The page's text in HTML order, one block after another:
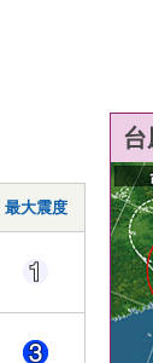
最大震度